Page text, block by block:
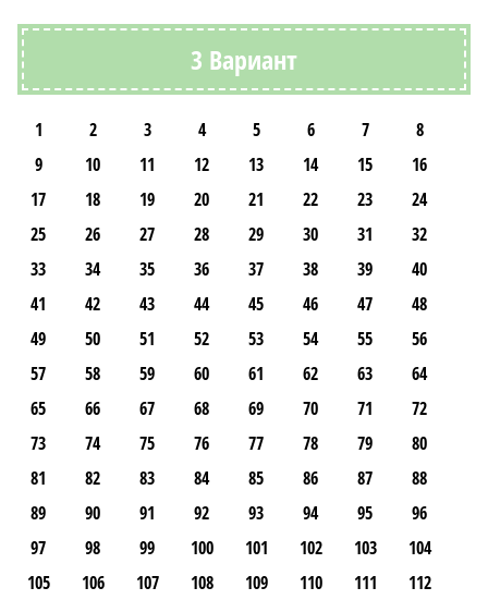
3 Вариант
1 2 3 4 5 6 7
8
9
10 11 12 13 14 15
16
17
18 19 20 21 22 23
24
25
26 27 28 29 30 31
32
33
34 35 36 37 38 39
40
41
42 43 44 45 46 47
48
49
50 51 52 53 54 55
56
57
58 59 60 61 62 63
64
65
66 67 68 69 70 71
72
73
74 75 76 77 78 79
80
81
82 83 84 85 86 87
88
89
90 91 92 93 94 95
96
97
98 99 100 101 102 103
104
105
106 107 108 109 110 111 112